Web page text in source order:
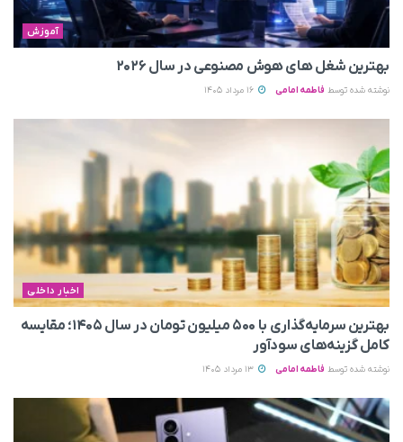
آموزش
بهترین شغل های هوش مصنوعی در سال ۲۰۲۶
نوشته شده توسط فاطمه امامی
اخبار داخلی
بهترین سرمایه‌گذاری با ۵۰۰ میلیون تومان در سال ۱۴۰۵؛ مقایسه
کامل گزینه‌های سودآور
نوشته شده توسط فاطمه امامی